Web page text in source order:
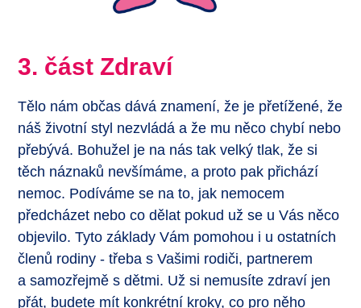
3. část Zdraví
Tělo nám občas dává znamení, že je přetížené, že
náš životní styl nezvládá a že mu něco chybí nebo
přebývá. Bohužel je na nás tak velký tlak, že si
těch náznaků nevšímáme, a proto pak přichází
nemoc. Podíváme se na to, jak nemocem
předcházet nebo co dělat pokud už se u Vás něco
objevilo. Tyto základy Vám pomohou i u ostatních
členů rodiny - třeba s Vašimi rodiči, partnerem
a samozřejmě s dětmi. Už si nemusíte zdraví jen
přát, budete mít konkrétní kroky, co pro něho